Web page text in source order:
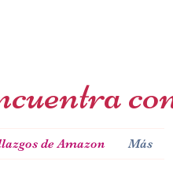
de Amazon Más